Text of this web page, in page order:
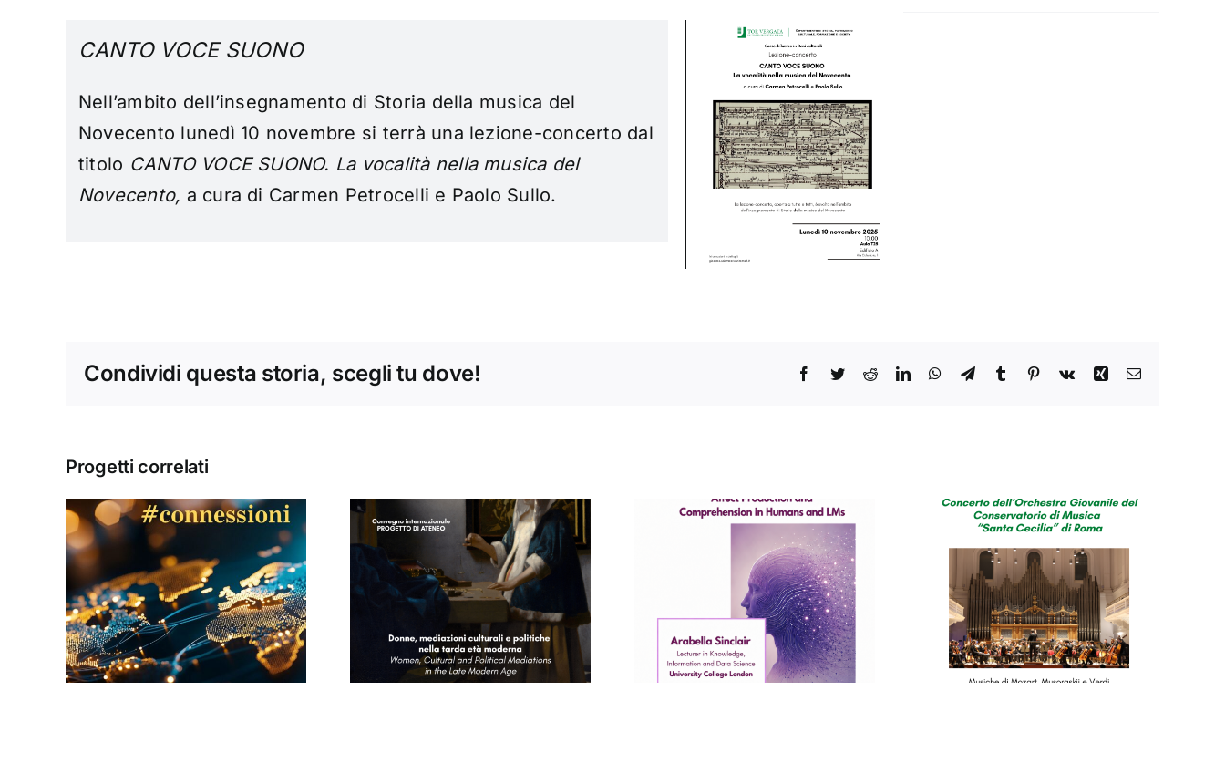
CANTO VOCE SUONO
Nell’ambito dell’insegnamento di Storia della musica del
Novecento lunedì 10 novembre si terrà una lezione-concerto dal
titolo CANTO VOCE SUONO. La vocalità nella musica del
Novecento, a cura di Carmen Petrocelli e Paolo Sullo.
Condividi questa storia, scegli tu dove! Facebook
TwitterRedditLinkedInWhatsApp
TelegramTumblr Pinterest
Vk Xing Email
Progetti correlati
Donne, mediazioni
culturali e politiche
nella tarda età
moderna
Seminario di
Arabella Sinclair
Concerto del
Conservatorio di
“Santa Cecilia”